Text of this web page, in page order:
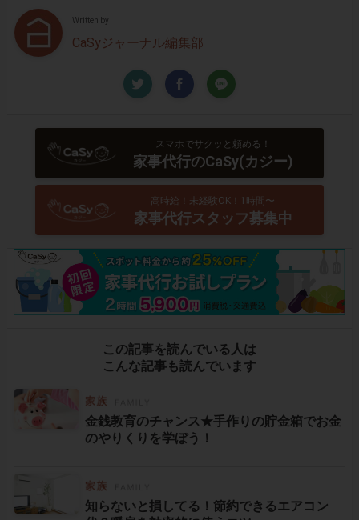
Written by
CaSyジャーナル編集部
スマホでサクッと頼める！
家事代行のCaSy(カジー)
高時給！未経験OK！1時間〜
家事代行スタッフ募集中
この記事を読んでいる人は
こんな記事も読んでいます
金銭教育のチャンス★手作りの貯金箱でお金
のやりくりを学ぼう！
知らないと損してる！節約できるエアコン